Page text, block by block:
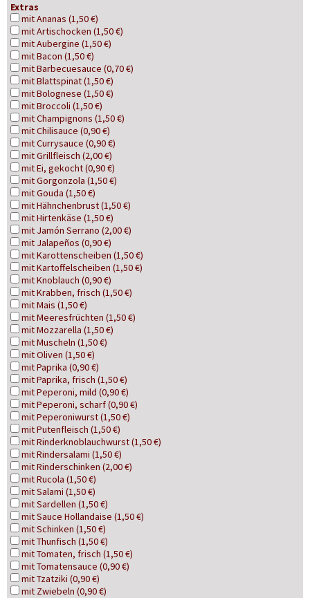
Extras
mit Ananas (1,50 €)
mit Artischocken (1,50 €)
mit Aubergine (1,50 €)
mit Bacon (1,50 €)
mit Barbecuesauce (0,70 €)
mit Blattspinat (1,50 €)
mit Bolognese (1,50 €)
mit Broccoli (1,50 €)
mit Champignons (1,50 €)
mit Chilisauce (0,90 €)
mit Currysauce (0,90 €)
mit Grillfleisch (2,00 €)
mit Ei, gekocht (0,90 €)
mit Gorgonzola (1,50 €)
mit Gouda (1,50 €)
mit Hähnchenbrust (1,50 €)
mit Hirtenkäse (1,50 €)
mit Jamón Serrano (2,00 €)
mit Jalapeños (0,90 €)
mit Karottenscheiben (1,50 €)
mit Kartoffelscheiben (1,50 €)
mit Knoblauch (0,90 €)
mit Krabben, frisch (1,50 €)
mit Mais (1,50 €)
mit Meeresfrüchten (1,50 €)
mit Mozzarella (1,50 €)
mit Muscheln (1,50 €)
mit Oliven (1,50 €)
mit Paprika (0,90 €)
mit Paprika, frisch (1,50 €)
mit Peperoni, mild (0,90 €)
mit Peperoni, scharf (0,90 €)
mit Peperoniwurst (1,50 €)
mit Putenfleisch (1,50 €)
mit Rinderknoblauchwurst (1,50 €)
mit Rindersalami (1,50 €)
mit Rinderschinken (2,00 €)
mit Rucola (1,50 €)
mit Salami (1,50 €)
mit Sardellen (1,50 €)
mit Sauce Hollandaise (1,50 €)
mit Schinken (1,50 €)
mit Thunfisch (1,50 €)
mit Tomaten, frisch (1,50 €)
mit Tomatensauce (0,90 €)
mit Tzatziki (0,90 €)
mit Zwiebeln (0,90 €)